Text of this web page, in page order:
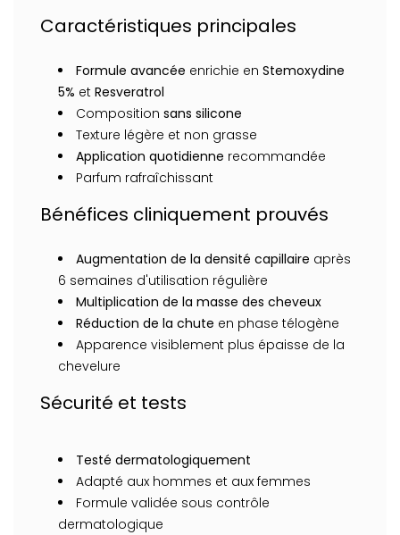
Caractéristiques principales
Formule avancée enrichie en Stemoxydine
5% et Resveratrol
Composition sans silicone
Texture légère et non grasse
Application quotidienne recommandée
Parfum rafraîchissant
Bénéfices cliniquement prouvés
Augmentation de la densité capillaire après
6 semaines d'utilisation régulière
Multiplication de la masse des cheveux
Réduction de la chute en phase télogène
Apparence visiblement plus épaisse de la
chevelure
Sécurité et tests
Testé dermatologiquement
Adapté aux hommes et aux femmes
Formule validée sous contrôle
dermatologique